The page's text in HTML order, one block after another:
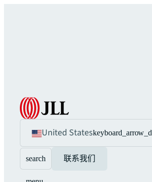
United States
search 联系我们